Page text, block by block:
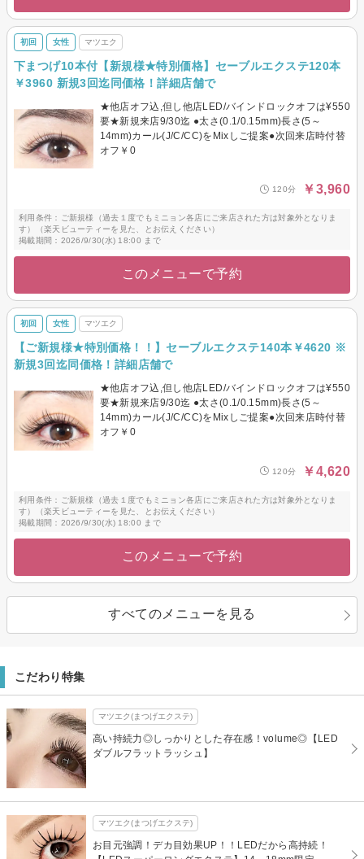
初回 女性 マツエク
下まつげ10本付【新規様★特別価格】セーブルエクステ120本
￥3960 新規3回迄同価格！詳細店舗で
★他店オフ込,但し他店LED/バインドロックオフは¥550
要★新規来店9/30迄 ●太さ(0.1/0.15mm)長さ(5～
14mm)カール(J/C/CC)をMixしご提案●次回来店時付替
オフ￥0
120分 ￥3,960
利用条件：ご新規様（過去１度でもミニョン各店にご来店された方は対象外となりま
す）（楽天ビューティーを見た、とお伝えください）
掲載期間：2026/9/30(水) 18:00 まで
このメニューで予約
初回 女性 マツエク
【ご新規様★特別価格！！】セーブルエクステ140本￥4620 ※
新規3回迄同価格！詳細店舗で
★他店オフ込,但し他店LED/バインドロックオフは¥550
要★新規来店9/30迄 ●太さ(0.1/0.15mm)長さ(5～
14mm)カール(J/C/CC)をMixしご提案●次回来店時付替
オフ￥0
120分 ￥4,620
利用条件：ご新規様（過去１度でもミニョン各店にご来店された方は対象外となりま
す）（楽天ビューティーを見た、とお伝えください）
掲載期間：2026/9/30(水) 18:00 まで
このメニューで予約
すべてのメニューを見る
こだわり特集
マツエク(まつげエクステ)
高い持続力◎しっかりとした存在感！volume◎【LED
ダブルフラットラッシュ】
マツエク(まつげエクステ)
お目元強調！デカ目効果UP！！LEDだから高持続！